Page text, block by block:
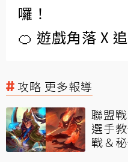
囉！
🍊 遊戲角落 X
攻略 更多報導
聯盟
選手
戰＆